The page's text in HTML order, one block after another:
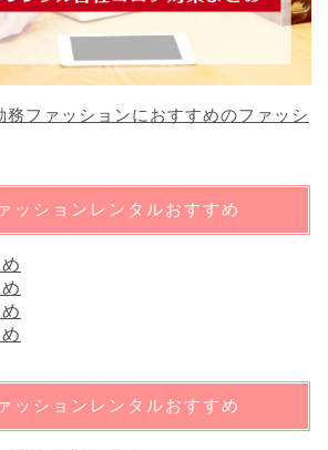
務ファッションにおすすめのファッシ
ッションレンタルおすすめ
ッションレンタルおすすめ